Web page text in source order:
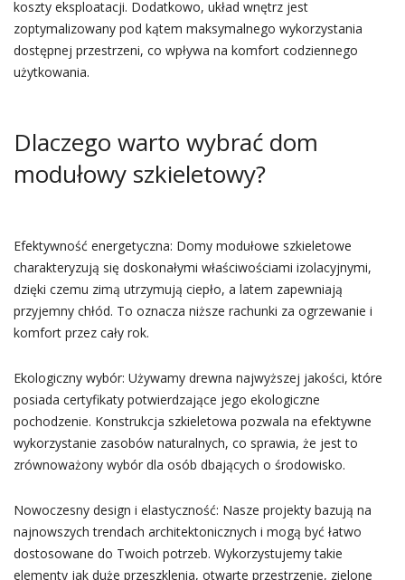
koszty eksploatacji. Dodatkowo, układ wnętrz jest
zoptymalizowany pod kątem maksymalnego wykorzystania
dostępnej przestrzeni, co wpływa na komfort codziennego
użytkowania.
Dlaczego warto wybrać dom
modułowy szkieletowy?
Efektywność energetyczna: Domy modułowe szkieletowe
charakteryzują się doskonałymi właściwościami izolacyjnymi,
dzięki czemu zimą utrzymują ciepło, a latem zapewniają
przyjemny chłód. To oznacza niższe rachunki za ogrzewanie i
komfort przez cały rok.
Ekologiczny wybór: Używamy drewna najwyższej jakości, które
posiada certyfikaty potwierdzające jego ekologiczne
pochodzenie. Konstrukcja szkieletowa pozwala na efektywne
wykorzystanie zasobów naturalnych, co sprawia, że jest to
zrównoważony wybór dla osób dbających o środowisko.
Nowoczesny design i elastyczność: Nasze projekty bazują na
najnowszych trendach architektonicznych i mogą być łatwo
dostosowane do Twoich potrzeb. Wykorzystujemy takie
elementy jak duże przeszklenia, otwarte przestrzenie, zielone